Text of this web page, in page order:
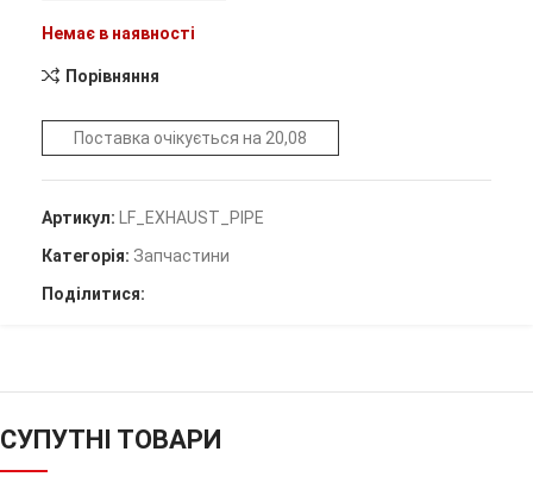
Немає в наявності
Порівняння
Поставка очікується на 20,08
Артикул: LF_EXHAUST_PIPE
Категорія: Запчастини
Поділитися:
СУПУТНІ ТОВАРИ